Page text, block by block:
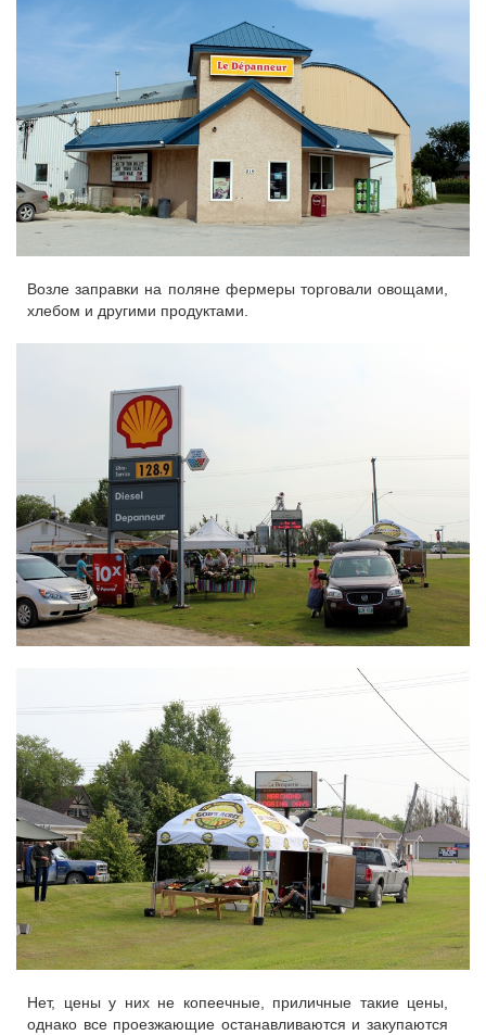
Возле заправки на поляне фермеры торговали овощами,
хлебом и другими продуктами.
Нет, цены у них не копеечные, приличные такие цены,
однако все проезжающие останавливаются и закупаются